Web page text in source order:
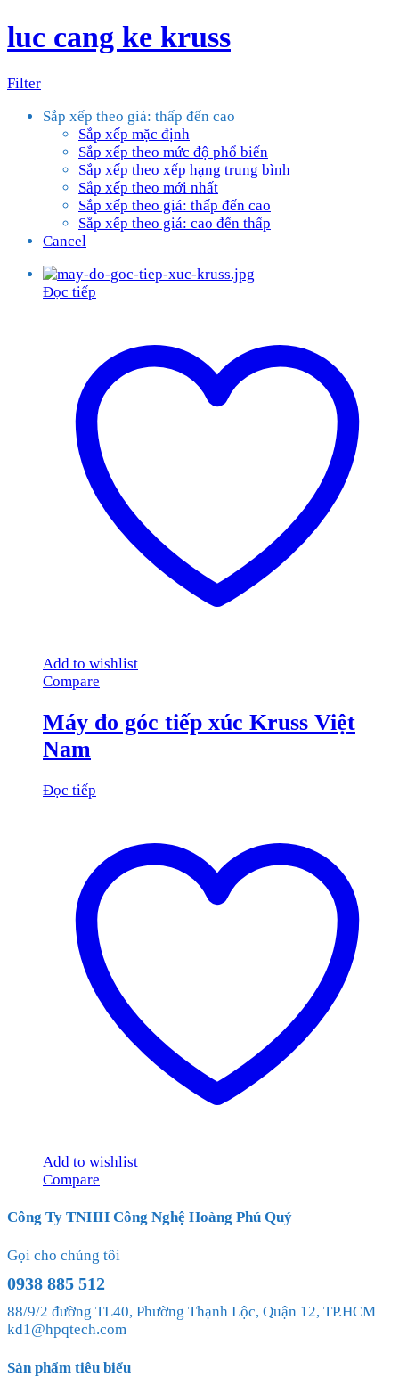
luc cang ke kruss
Filter
Sắp xếp theo giá: thấp đến cao
Sắp xếp mặc định
Sắp xếp theo mức độ phổ biến
Sắp xếp theo xếp hạng trung bình
Sắp xếp theo mới nhất
Sắp xếp theo giá: thấp đến cao
Sắp xếp theo giá: cao đến thấp
Cancel
Đọc tiếp
Add to wishlist
Compare
Máy đo góc tiếp xúc Kruss Việt
Nam
Đọc tiếp
Add to wishlist
Compare
Công Ty TNHH Công Nghệ Hoàng Phú Quý
Gọi cho chúng tôi
0938 885 512
88/9/2 đường TL40, Phường Thạnh Lộc, Quận 12, TP.HCM
kd1@hpqtech.com
Sản phẩm tiêu biểu